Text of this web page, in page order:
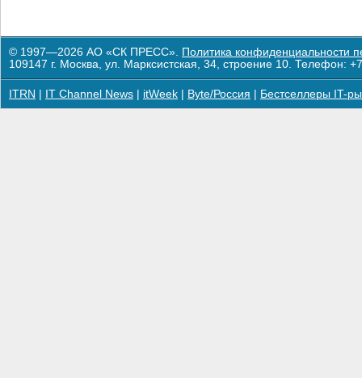
© 1997—2026 АО «СК ПРЕСС». Политика конфиденциальности
109147 г. Москва, ул. Марксистская, 34, строение 10. Телефон:
ITRN IT Channel News itWeek Byte/Россия Бестселлеры IT-